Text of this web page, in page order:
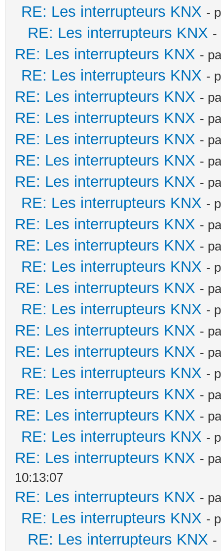
RE: Les interrupteurs KNX -
RE: Les interrupteurs KNX -
RE: Les interrupteurs KNX -
RE: Les interrupteurs KNX -
RE: Les interrupteurs KNX -
RE: Les interrupteurs KNX -
RE: Les interrupteurs KNX -
RE: Les interrupteurs KNX -
RE: Les interrupteurs KNX -
RE: Les interrupteurs KNX -
RE: Les interrupteurs KNX -
RE: Les interrupteurs KNX -
RE: Les interrupteurs KNX -
RE: Les interrupteurs KNX -
RE: Les interrupteurs KNX -
RE: Les interrupteurs KNX -
RE: Les interrupteurs KNX -
RE: Les interrupteurs KNX -
RE: Les interrupteurs KNX -
RE: Les interrupteurs KNX -
RE: Les interrupteurs KNX -
RE: Les interrupteurs KNX -
10:13:07
RE: Les interrupteurs KNX -
RE: Les interrupteurs KNX -
RE: Les interrupteurs KNX -